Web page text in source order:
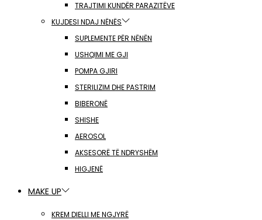
TRAJTIMI KUNDËR PARAZITËVE
KUJDESI NDAJ NËNËS
SUPLEMENTE PËR NËNËN
USHQIMI ME GJI
POMPA GJIRI
STERILIZIM DHE PASTRIM
BIBERONË
SHISHE
AEROSOL
AKSESORË TË NDRYSHËM
HIGJENË
MAKE UP
KREM DIELLI ME NGJYRË